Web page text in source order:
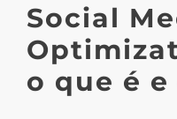
Social
o que é